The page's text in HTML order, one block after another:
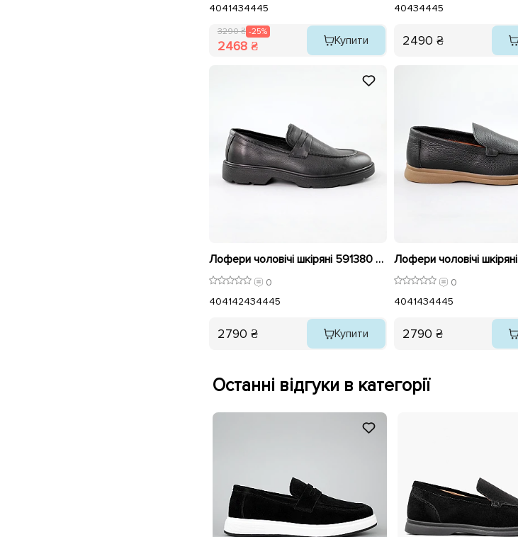
4041434445
3290 ₴ -25%
2468 ₴ Купити
40434445
2490 ₴
Лофери чоловічі шкіряні 591380 Чорні
0
404142434445
2790 ₴ Купити
0
4041434445
2790 ₴
Останні відгуки в категорії